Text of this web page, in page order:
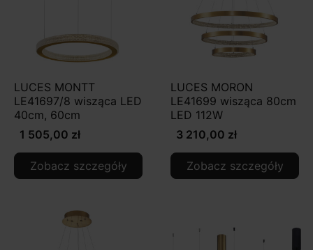
LUCES MONTT
LE41697/8 wisząca LED
40cm, 60cm
1 505,00 zł
Zobacz szczegóły
LUCES MORON
LE41699 wisząca 80cm
LED 112W
3 210,00 zł
Zobacz szczegóły